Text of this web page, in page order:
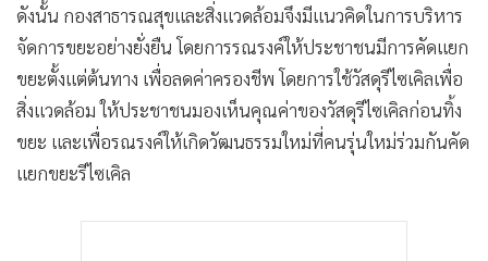
ดังนั้น กองสาธารณสุขและสิ่งแวดล้อมจึงมีแนวคิดในการบริหาร
จัดการขยะอย่างยั่งยืน โดยการรณรงค์ให้ประชาชนมีการคัดแยก
ขยะตั้งแต่ต้นทาง เพื่อลดค่าครองชีพ โดยการใช้วัสดุรีไซเคิลเพื่อ
สิ่งแวดล้อม ให้ประชาชนมองเห็นคุณค่าของวัสดุรีไซเคิลก่อนทิ้ง
ขยะ และเพื่อรณรงค์ให้เกิดวัฒนธรรมใหม่ที่คนรุ่นใหม่ร่วมกันคัด
แยกขยะรีไซเคิล